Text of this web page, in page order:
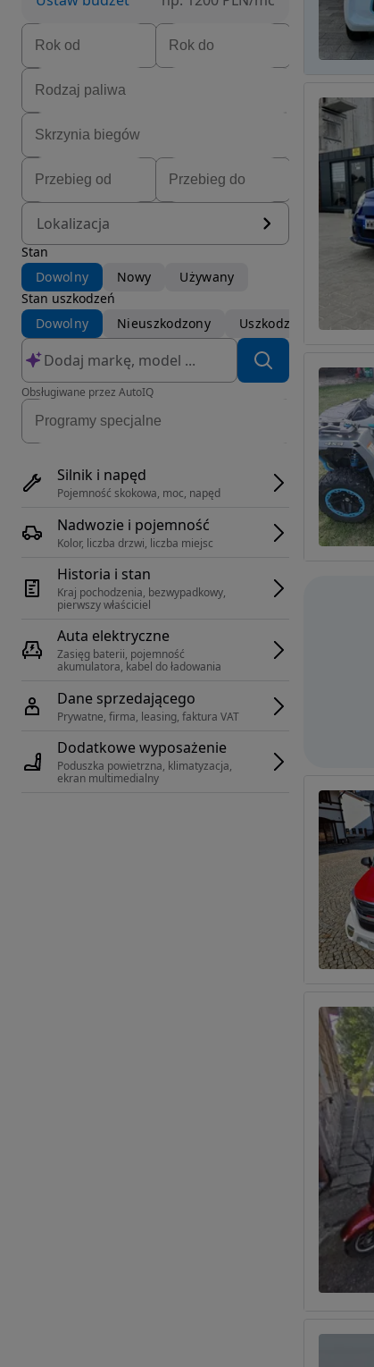
Lokalizacja
Stan
Dowolny
Nowy
Używany
Stan uszkodzeń
Dowolny
Nieuszkodzony Uszkodzony
Obsługiwane przez AutoIQ
Silnik i napęd
Pojemność skokowa, moc, napęd
Nadwozie i pojemność
Kolor, liczba drzwi, liczba miejsc
Historia i stan
Kraj pochodzenia, bezwypadkowy,
pierwszy właściciel
Auta elektryczne
Zasięg baterii, pojemność
akumulatora, kabel do ładowania
Dane sprzedającego
Prywatne, firma, leasing, faktura VAT
Dodatkowe wyposażenie
Poduszka powietrzna, klimatyzacja,
ekran multimedialny